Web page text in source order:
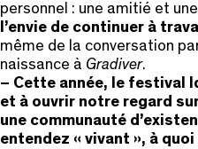
personnel : une amitié et
l’envie de continuer à
même de la conversation
naissance à Gradiver.
– Cette année, le festival
et à ouvrir notre regard
une communauté
entendez « vivant », à